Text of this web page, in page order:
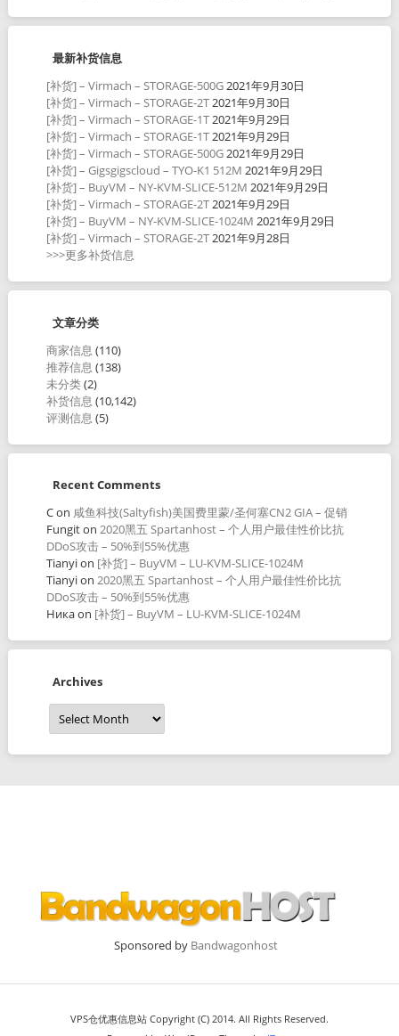
最新补货信息
[补货] – Virmach – STORAGE-500G2021年9月30日
[补货] – Virmach – STORAGE-2T2021年9月30日
[补货] – Virmach – STORAGE-1T2021年9月29日
[补货] – Virmach – STORAGE-1T2021年9月29日
[补货] – Virmach – STORAGE-500G2021年9月29日
[补货] – Gigsgigscloud – TYO-K1 512M 2021年9月29日
[补货] – BuyVM – NY-KVM-SLICE-512M 2021年9月29日
[补货] – Virmach – STORAGE-2T2021年9月29日
[补货] – BuyVM – NY-KVM-SLICE-1024M 2021年9月29日
[补货] – Virmach – STORAGE-2T2021年9月28日
>>>更多补货信息
文章分类
商家信息 (110)
推荐信息 (138)
未分类(2)
补货信息 (10,142)
评测信息 (5)
Recent Comments
Con 咸鱼科技(Saltyfish)美国费里蒙/圣何塞CN2 GIA – 促销
Fungiton 2020黑五 Spartanhost – 个人用户最佳性价比抗
DDoS攻击 – 50%到55%优惠
Tianyion [补货] – BuyVM – LU-KVM-SLICE-1024M
Tianyion 2020黑五 Spartanhost – 个人用户最佳性价比抗
DDoS攻击 – 50%到55%优惠
Никаon [补货] – BuyVM – LU-KVM-SLICE-1024M
Archives
Archives
Sponsored by Bandwagonhost
VPS仓优惠信息站 Copyright (C) 2014. All Rights Reserved.